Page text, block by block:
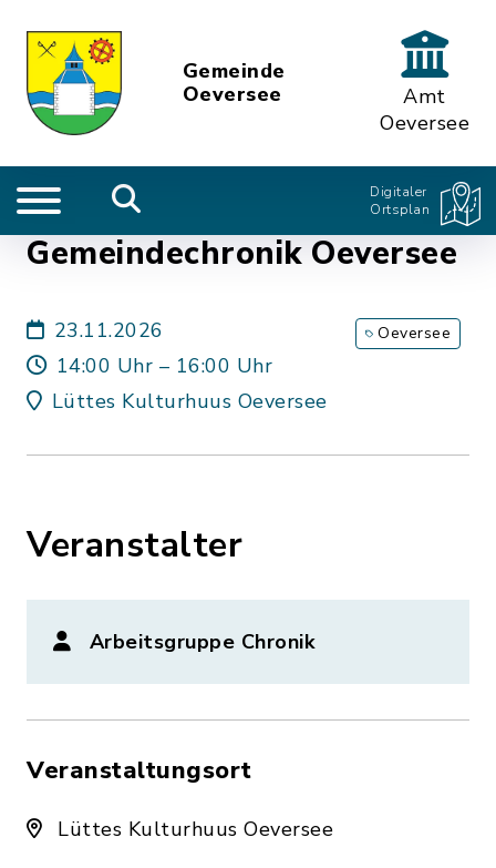
Gemeinde
Oeversee
Amt
Oeversee
Digitaler
Ortsplan
Gemeindechronik Oeversee
23.11.2026
14:00 Uhr – 16:00 Uhr
Lüttes Kulturhuus Oeversee
Oeversee
Veranstalter
Arbeitsgruppe Chronik
Veranstaltungsort
Lüttes Kulturhuus Oeversee